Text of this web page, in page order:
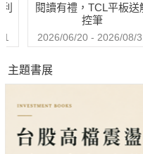
遭到老闆責罵甚至升遷無望
等，都將對生涯事業有著極
如今只要跟著本書「5大階
執行力等方面，徹底終結拖
端工作，皆能花最少力氣取
這五大步驟包括了：
►STEP1審視自己的狀態，
閱讀有禮，TCL平板送
控筆
2026/06/20 - 2026/08/
主題書展